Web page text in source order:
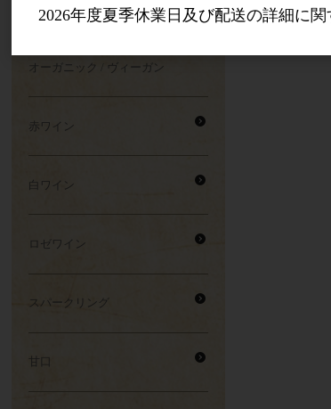
マグナム特集
オーガニック / ヴィーガン
赤ワイン
白ワイン
ロゼワイン
スパークリング
2026年度夏季休業日及び配送の詳細に